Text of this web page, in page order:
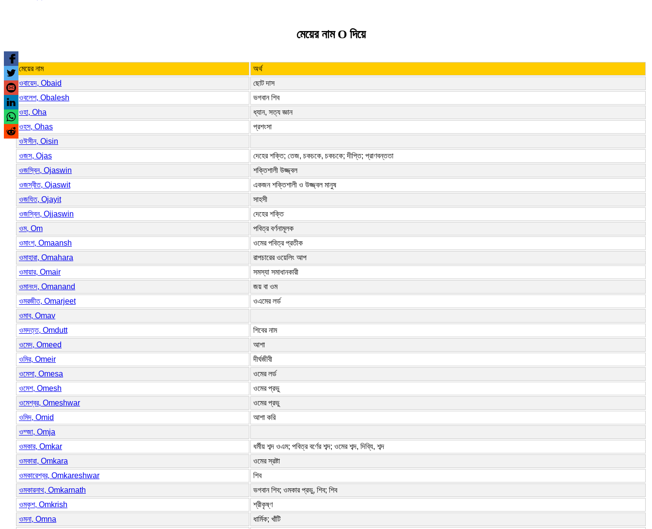
মেয়ের নাম O দিয়ে
মেয়ের নাম
অর্থ
ওবায়েদ, Obaid
ছোট দাস
ওবলেশ, Obalesh
ভগবান শিব
ওহা, Oha
ধ্যান, সত্য জ্ঞান
ওহস, Ohas
প্রশংসা
ওঈসীন, Oisin
ওজস, Ojas
দেহের শক্তি; তেজ, চকচকে, চকচকে; দীপ্তি; প্রাণবন্ততা
ওজস্বিন, Ojaswin
শক্তিশালী উজ্জ্বল
ওজস্বীত, Ojaswit
একজন শক্তিশালী ও উজ্জ্বল মানুষ
ওজযিত, Ojayit
সাহসী
ওজস্বিন, Ojjaswin
দেহের শক্তি
ওম, Om
পবিত্র বর্ণনামূলক
ওমাংশ, Omaansh
ওমের পবিত্র প্রতীক
ওমাহারা, Omahara
রাপচারের ওয়েলিং আপ
ওমায়ার, Omair
সমস্যা সমাধানকারী
ওমানংদ, Omanand
জয় বা ওম
ওমরজীত, Omarjeet
ওএমের লর্ড
ওমাব, Omav
ওমদত্ত, Omdutt
শিবের নাম
ওমেদ, Omeed
আশা
ওমির, Omeir
দীর্ঘজীবী
ওমেসা, Omesa
ওমের লর্ড
ওমেশ, Omesh
ওমের প্রভু
ওমেশ্বর, Omeshwar
ওমের প্রভু
ওমিদ, Omid
আশা করি
ওম্জা, Omja
ওমকার, Omkar
ধর্মীয় শব্দ ওএম; পবিত্র বর্ণের শব্দ; ওমের শব্দ, দিব্যি, শব্দ
ওমকারা, Omkara
ওমের স্রষ্টা
ওমকারেশ্বর, Omkareshwar
শিব
ওমকারনাথ, Omkarnath
ভগবান শিব; ওমকার প্রভু, শিব; শিব
ওমকৃশ, Omkrish
শ্রীকৃষ্ণ
ওমনা, Omna
ধার্মিক; খাঁটি